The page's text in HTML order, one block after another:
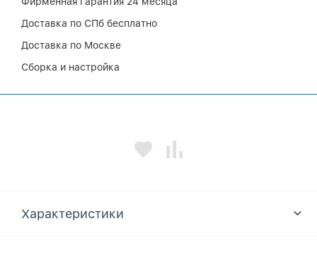
Доставка по СПб бесплатно
Доставка по Москве
Сборка и настройка
Характеристики